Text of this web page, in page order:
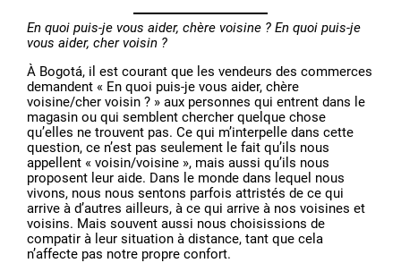
En quoi puis-je vous aider, chère voisine ? En quoi puis-je
vous aider, cher voisin ?
À Bogotá, il est courant que les vendeurs des commerces
demandent « En quoi puis-je vous aider, chère
voisine/cher voisin ? » aux personnes qui entrent dans le
magasin ou qui semblent chercher quelque chose
qu’elles ne trouvent pas. Ce qui m’interpelle dans cette
question, ce n’est pas seulement le fait qu’ils nous
appellent « voisin/voisine », mais aussi qu’ils nous
proposent leur aide. Dans le monde dans lequel nous
vivons, nous nous sentons parfois attristés de ce qui
arrive à d’autres ailleurs, à ce qui arrive à nos voisines et
voisins. Mais souvent aussi nous choisissions de
compatir à leur situation à distance, tant que cela
n’affecte pas notre propre confort.